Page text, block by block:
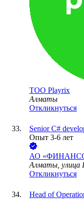
ТОО Playrix
Алматы
Откликнуться
Senior C#
Опыт 3-6 лет
АО
Алматы, улица
Откликнуться
Head of